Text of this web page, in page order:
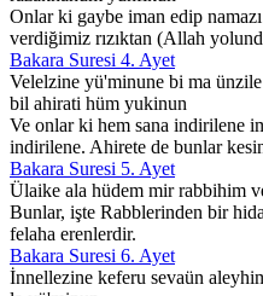
Onlar ki gaybe iman edip
verdiğimiz rızıktan (Allah
Bakara Suresi 4. Ayet
Velelzine yü'minune bi ma
bil ahirati hüm yukinun
Ve onlar ki hem sana indirilene
indirilene. Ahirete de bunlar
Bakara Suresi 5. Ayet
Ülaike ala hüdem mir rabbihim
Bunlar, işte Rabblerinden bir
felaha erenlerdir.
Bakara Suresi 6. Ayet
İnnellezine keferu sevaün